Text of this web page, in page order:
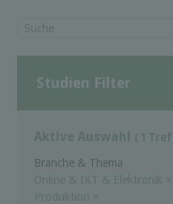
Studien Filter
Aktive Auswahl ( 1
Branche & Thema
Online & IKT & Elektronik ×
Produktion ×